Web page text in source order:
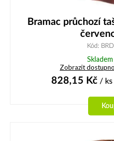
Bramac průchozí
Kód:
Zobrazit
828,15 Kč/ ks